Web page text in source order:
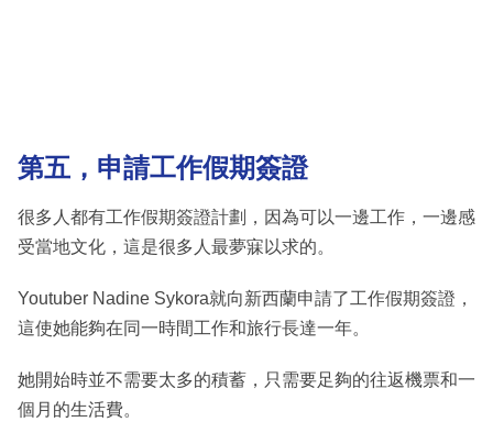
第五，申請工作假期簽證
很多人都有工作假期簽證計劃，因為可以一邊工作，一邊感
受當地文化，這是很多人最夢寐以求的。
Youtuber Nadine Sykora就向新西蘭申請了工作假期簽證，
這使她能夠在同一時間工作和旅行長達一年。
她開始時並不需要太多的積蓄，只需要足夠的往返機票和一
個月的生活費。